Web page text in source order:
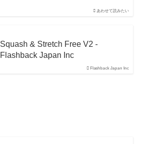
あわせて読みたい
Flashback Japan Inc
Squash & Stretch Free V2 -
Flashback Japan Inc